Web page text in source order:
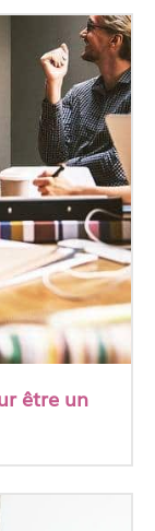
être un